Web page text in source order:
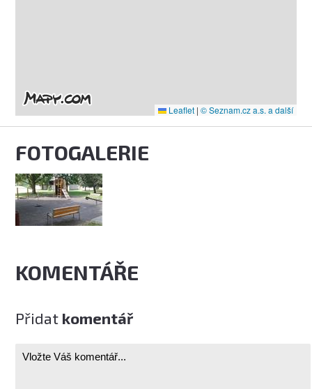
Leaflet | © Seznam.cz a.s. a další
FOTOGALERIE
KOMENTÁŘE
Přidat komentář